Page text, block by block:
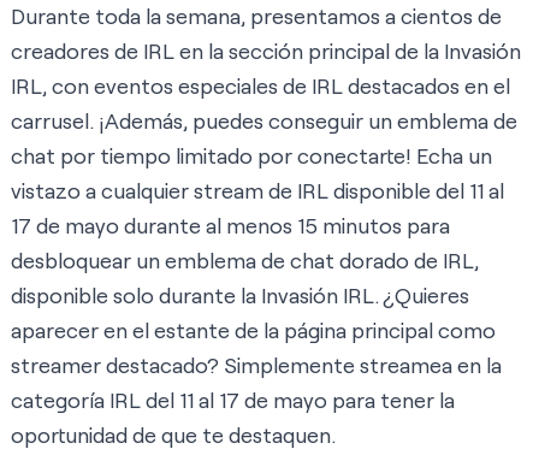
Durante toda la semana, presentamos a cientos de
creadores de IRL en lasección principalde la Invasión
IRL, con eventos especiales de IRL destacados en el
carrusel. ¡Además, puedes conseguir un emblema de
chat por tiempo limitado por conectarte! Echa un
vistazo a cualquier stream de IRL disponible del 11 al
17 de mayo durante al menos 15 minutos para
desbloquear un emblema de chat dorado de IRL,
disponible solo durante la Invasión IRL. ¿Quieres
aparecer en elestante de la página principalcomo
streamer destacado? Simplemente streamea en la
categoría IRL del 11 al 17 de mayo para tener la
oportunidad de que te destaquen.